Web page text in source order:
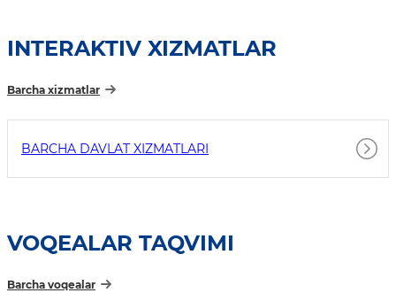
INTERAKTIV XIZMATLAR
Barcha xizmatlar
BARCHA DAVLAT XIZMATLARI
VOQEALAR TAQVIMI
Barcha voqealar